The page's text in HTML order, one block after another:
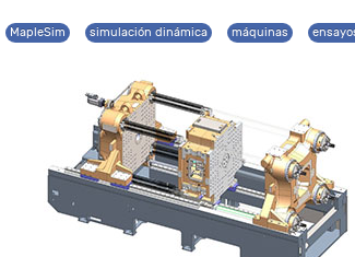
MapleSim simulación dinámica máquinas